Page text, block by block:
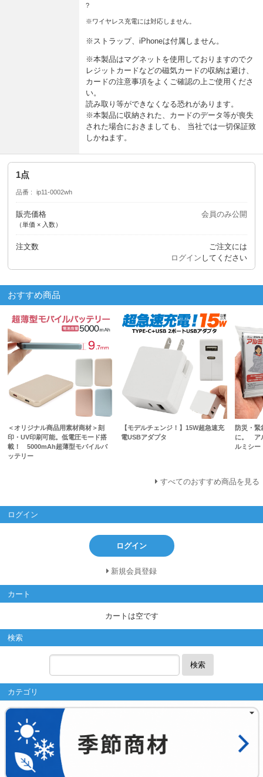
?
※ワイヤレス充電には対応しません。
※ストラップ、iPhoneは付属しません。
※本製品はマグネットを使用しておりますのでク
レジットカードなどの磁気カードの収納は避け、
カードの注意事項をよくご確認の上ご使用くださ
い。
読み取り等ができなくなる恐れがあります。
※本製品に収納された、カードのデータ等が喪失
された場合におきましても、 当社では一切保証致
しかねます。
1点
品番 ip11-0002wh
販売価格
（単価 × 入数）
会員のみ公開
注文数
ご注文には
ログイン してください
おすすめ商品
＜オリジナル商品用素材商材＞刻
印・UV印刷可能。低電圧モード搭
載！ 5000mAh超薄型モバイルバ
ッテリー
【モデルチェンジ！】15W超急速充
電USBアダプタ
防災・緊
に。 ア
ルミシー
すべてのおすすめ商品を見る
ログイン
ログイン
新規会員登録
カート
カートは空です
検索
検索
カテゴリ